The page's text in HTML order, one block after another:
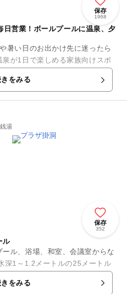
保存
1968
営業！ボールプールに温泉、夕
暑い日のお出かけ先に迷ったら
が1日で楽しめる家族向けスポ
をみる
湯
保存
352
ル
ール、浴場、和室、会議室からな
深1～1.2メートルの25メートル
滑り落ちる全長40メートルのス
をみる